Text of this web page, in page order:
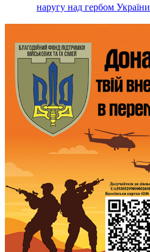
наругу над гербом України